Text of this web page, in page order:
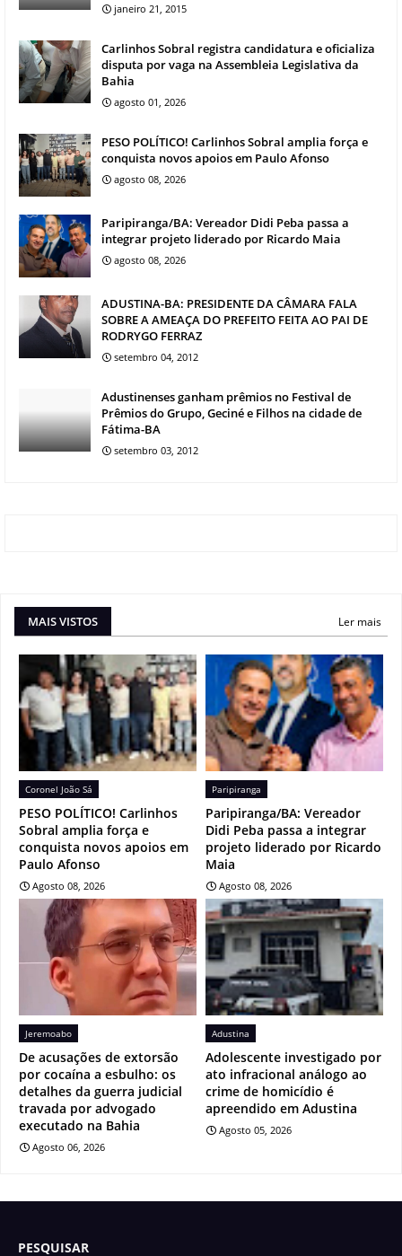
janeiro 21, 2015
Carlinhos Sobral registra candidatura e oficializa
disputa por vaga na Assembleia Legislativa da
Bahia
agosto 01, 2026
PESO POLÍTICO! Carlinhos Sobral amplia força e
conquista novos apoios em Paulo Afonso
agosto 08, 2026
Paripiranga/BA: Vereador Didi Peba passa a
integrar projeto liderado por Ricardo Maia
agosto 08, 2026
ADUSTINA-BA: PRESIDENTE DA CÂMARA FALA
SOBRE A AMEAÇA DO PREFEITO FEITA AO PAI DE
RODRYGO FERRAZ
setembro 04, 2012
Adustinenses ganham prêmios no Festival de
Prêmios do Grupo, Geciné e Filhos na cidade de
Fátima-BA
setembro 03, 2012
MAIS VISTOS Ler mais
Coronel João Sá
PESO POLÍTICO! Carlinhos
Sobral amplia força e
conquista novos apoios em
Paulo Afonso
Agosto 08, 2026
Paripiranga
Paripiranga/BA: Vereador
Didi Peba passa a integrar
projeto liderado por Ricardo
Maia
Agosto 08, 2026
Jeremoabo
De acusações de extorsão
por cocaína a esbulho: os
detalhes da guerra judicial
travada por advogado
executado na Bahia
Agosto 06, 2026
Adustina
Adolescente investigado por
ato infracional análogo ao
crime de homicídio é
apreendido em Adustina
Agosto 05, 2026
PESQUISAR